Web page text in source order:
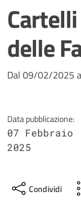
delle
Dettagli
Dal 09/02/2025
Data pubblicazione:
07 Febbraio
2025
Condividi